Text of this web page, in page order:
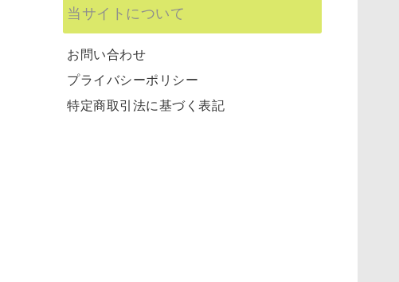
当サイトについて
お問い合わせ
プライバシーポリシー
特定商取引法に基づく表記